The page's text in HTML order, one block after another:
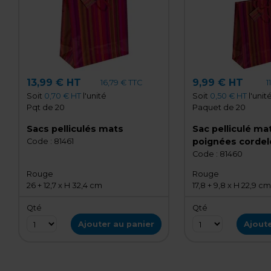
13,99 € HT
16,79 € TTC
Soit 0,70 € HTl'unité
Pqt de 20
Sacs pelliculés mats
Code : 81461
Rouge
26 + 12,7 x H 32,4 cm
Qté
Ajouter au panier
9,99 € HT
Soit 0,50 € HTl'unité
Paquet de 20
Sac pelliculé
poignées
"Monaco" 17,8 x
Code : 81460
Rouge
17,8 + 9,8 x H 22,9 cm
Qté